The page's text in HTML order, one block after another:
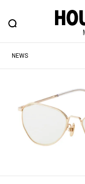
FEATURE
ヒップなファッショ
#注目のタグ
#SHOPPING
#ESSENTIAL
#NEW VINTAGE
NEWS